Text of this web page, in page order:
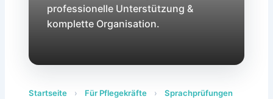
professionelle Unterstützung &
komplette Organisation.
Startseite › Für Pflegekräfte ›
Sprachprüfungen